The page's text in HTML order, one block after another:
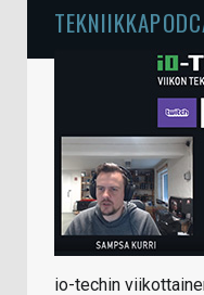
io-techin